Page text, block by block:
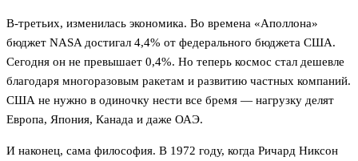
В-третьих, изменилась экономика. Во времена «Аполлона»
бюджет NASA достигал 4,4% от федерального бюджета США.
Сегодня он не превышает 0,4%. Но теперь космос стал дешевле
благодаря многоразовым ракетам и развитию частных компаний.
США не нужно в одиночку нести все бремя — нагрузку делят
Европа, Япония, Канада и даже ОАЭ.
И наконец, сама философия. В 1972 году, когда Ричард Никсон